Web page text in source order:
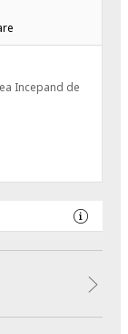
Incepand de